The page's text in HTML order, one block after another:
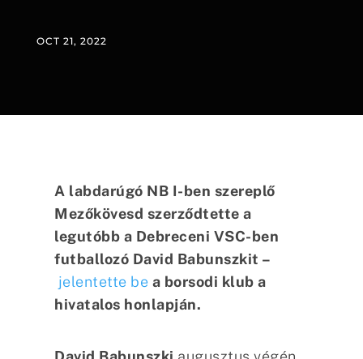
OCT 21, 2022
A labdarúgó NB I-ben szereplő
Mezőkövesd szerződtette a
legutóbb a Debreceni VSC-ben
futballozó David Babunszkit –
jelentette be a borsodi klub a
hivatalos honlapján.